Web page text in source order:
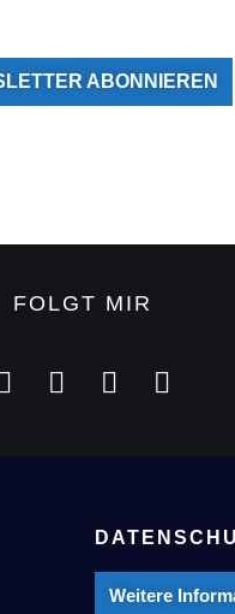
ABONNIEREN
FOLGT MIR
Weitere